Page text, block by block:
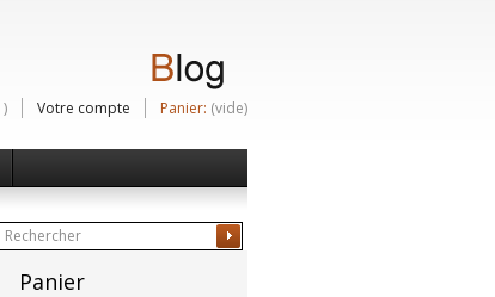
) Votre compte Panier: (vide)
Panier